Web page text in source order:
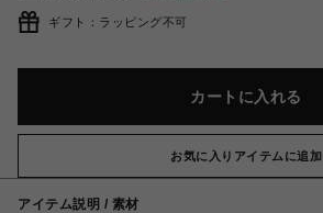
ギフト：ラッピング不可
カートに入れる
お気に入りアイテムに追加
アイテム説明 / 素材